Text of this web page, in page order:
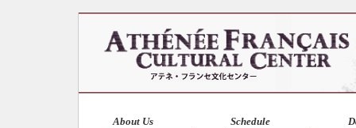
About Us Schedule